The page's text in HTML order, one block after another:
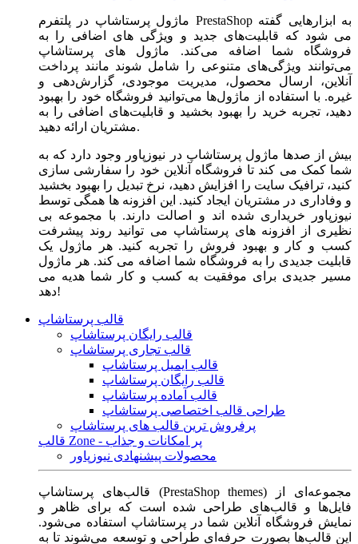
ماژول‌ پرستاشاپ در پلتفرم PrestaShop به ابزارهایی گفته
می شود که قابلیت‌های جدید و ویژگی های اضافی را به
فروشگاه شما اضافه می‌کند. ماژول های پرستاشاپ
می‌توانند ویژگی‌های متنوعی را شامل شوند مانند پرداخت
آنلاین، ارسال محصول، مدیریت موجودی، گزارش‌دهی و
غیره. با استفاده از ماژول‌ها می‌توانید فروشگاه خود را بهبود
دهید، تجربه خرید را بهبود بخشید و قابلیت‌های اضافی را به
مشتریان ارائه دهید.
بیش از صدها ماژول پرستاشاپ در نیوزپاور وجود دارد که به
شما کمک می کند تا فروشگاه آنلاین خود را سفارشی سازی
کنید، ترافیک سایت را افزایش دهید، نرخ تبدیل را بهبود بخشید
و وفاداری در مشتریان ایجاد کنید. این افزونه ها همگی توسط
نیوزپاور خریداری شده اند و اصالت دارند. با مجموعه بی
نظیری از افزونه های پرستاشاپ می توانید روند پیشرفت
کسب و کار و بهبود فروش را تجربه کنید. هر ماژول یک
قابلیت جدیدی را به فروشگاه شما اضافه می کند. هر ماژول
مسیر جدیدی برای موفقیت به کسب و کار شما هدیه می
دهد!
قالب پرستاشاپ
قالب رایگان پرستاشاپ
قالب تجاری پرستاشاپ
قالب ایمیل پرستاشاپ
قالب رایگان پرستاشاپ
قالب آماده پرستاشاپ
طراحی قالب اختصاصی پرستاشاپ
پرفروش ترین قالب های پرستاشاپ
قالب Zone - پر امکانات و جذاب
محصولات پیشنهادی نیوزپاور
قالب‌های پرستاشاپ (PrestaShop themes) مجموعه‌ای از
فایل‌ها و قالب‌های طراحی شده است که برای ظاهر و
نمایش فروشگاه آنلاین شما در پرستاشاپ استفاده می‌شود.
این قالب‌ها بصورت حرفه‌ای طراحی و توسعه می‌شوند تا به